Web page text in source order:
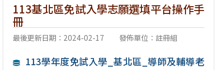
113基北區免試入學志願選填平台操作手
冊
最後更新日期：2024-02-17 發佈單位：註冊組
113學年度免試入學_基北區_導師及輔導老